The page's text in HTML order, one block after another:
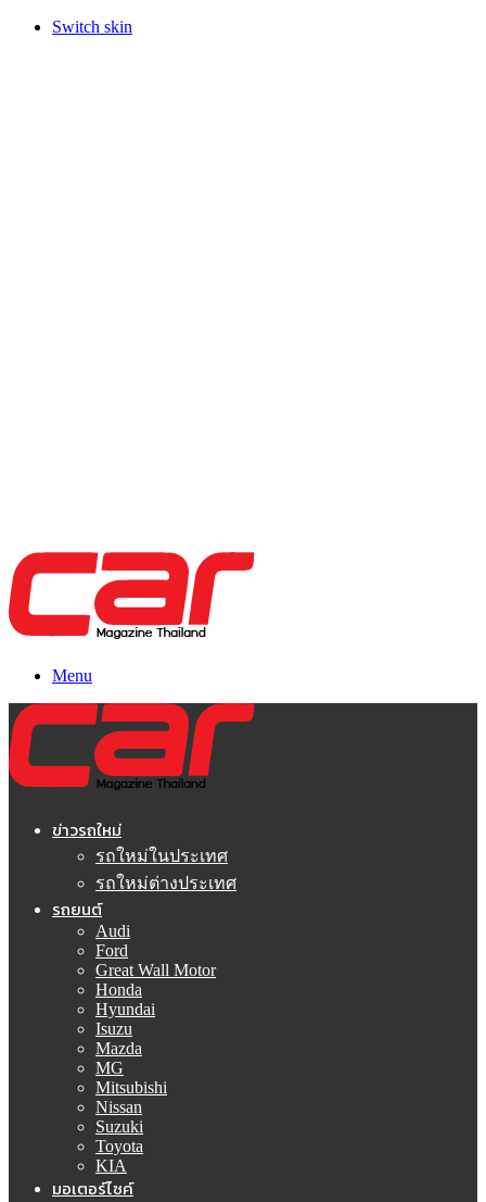
Switch skin
Menu
ข่าวรถใหม่
รถใหม่ในประเทศ
รถใหม่ต่างประเทศ
รถยนต์
Audi
Ford
Great Wall Motor
Honda
Hyundai
Isuzu
Mazda
MG
Mitsubishi
Nissan
Suzuki
Toyota
KIA
มอเตอร์ไซค์